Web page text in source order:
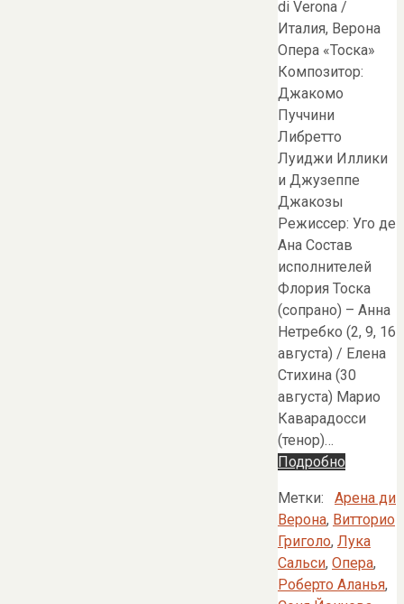
di Verona /
Италия, Верона
Опера «Тоска»
Композитор:
Джакомо
Пуччини
Либретто
Луиджи Иллики
и Джузеппе
Джакозы
Режиссер: Уго де
Ана Состав
исполнителей
Флория Тоска
(сопрано) – Анна
Нетребко (2, 9, 16
августа) / Елена
Стихина (30
августа) Марио
Каварадосси
(тенор)…
Подробно
Метки:
Арена ди
Верона, Витторио
Григоло, Лука
Сальси, Опера,
Роберто Аланья,